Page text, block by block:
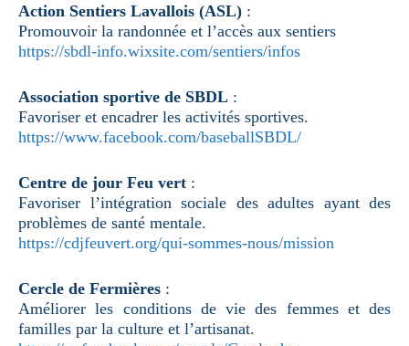
Action Sentiers Lavallois (ASL) :
Promouvoir la randonnée et l’accès aux sentiers
https://sbdl-info.wixsite.com/sentiers/infos
Association sportive de SBDL :
Favoriser et encadrer les activités sportives.
https://www.facebook.com/baseballSBDL/
Centre de jour Feu vert :
Favoriser l’intégration sociale des adultes ayant des
problèmes de santé mentale.
https://cdjfeuvert.org/qui-sommes-nous/mission
Cercle de Fermières :
Améliorer les conditions de vie des femmes et des
familles par la culture et l’artisanat.